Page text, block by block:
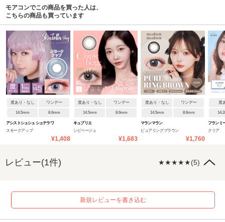
モアコンでこの商品を買った人は、
こちらの商品も買っています
度あり・なし ワンデー
14.5mm 8.6mm
アシストシュシュ シュテラワ
スモークアップ
¥1,408
度あり・なし ワンデー
14.5mm 8.6mm
キュプリエ
シピベージュ
¥1,683
度あり・なし ワンデー
14.5mm 8.6mm
マランマラン
ピュアリングブラウン
¥1,760
度
フランミ
クリア
レビュー(1件) ★★★★★(5)
新規レビューを書き込む